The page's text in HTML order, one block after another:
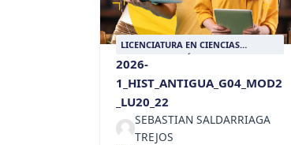
LICENCIATURA EN CIENCIAS
SOCIALES CON ÉNFASIS EN HISTORIA
2026-
1_HIST_ANTIGUA_G04_MOD2
_LU20_22
SEBASTIAN SALDARRIAGA
TREJOS